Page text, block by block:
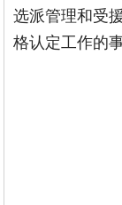
选派管理和受
格认定工作的